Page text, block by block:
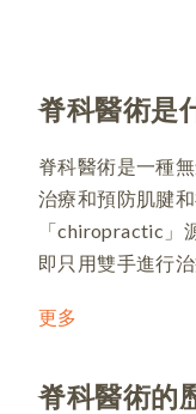
脊科醫術是
脊科醫術是一種
治療和預防肌腱
「chiropractic」
即只用雙手進行治
更多
脊科醫術的